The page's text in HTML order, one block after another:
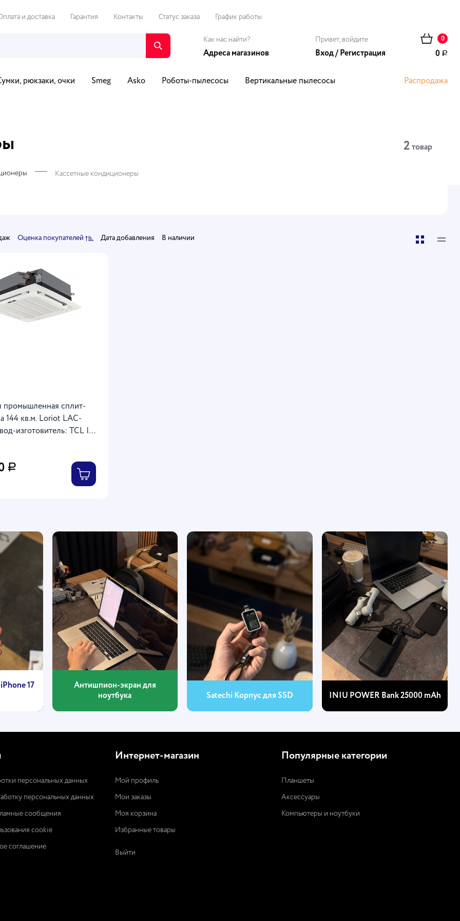
0
0 Р
Привет, войдите
Вход/ Регистрация
и доставка Гарантия Контакты Статус заказа График работы
Как нас найти?
Адреса магазинов
рюкзаки, очки Smeg Asko Роботы-пылесосы
Вертикальные пылесосы
Распродажа
2 товар
Кассетные кондиционеры
Оценка покупателей Дата добавления В наличии
промышленная сплит-
144 кв.м. Loriot LAC-
изготовитель: TCL |
труб с
коэффициентом
Р
17
Антишпион-экран для
ноутбука
Satechi Корпус для SSD INIU POWER Bank 25000 mAh
персональных данных
персональных данных
сообщения
cookie
соглашение
Интернет-магазин
Мой профиль
Мои заказы
Моя корзина
Избранные товары
Выйти
Популярные категории
Планшеты
Аксессуары
Компьютеры и ноутбуки